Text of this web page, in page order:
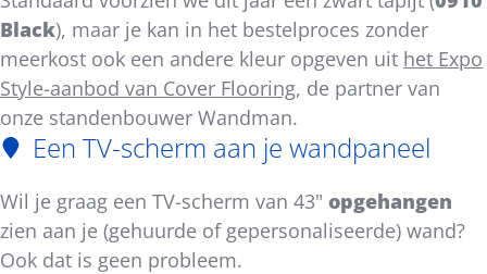
Black), maar je kan in het bestelproces zonder
meerkost ook een andere kleur opgeven uit het Expo
Style-aanbod van Cover Flooring, de partner van
onze standenbouwer Wandman.
Een TV-scherm aan je wandpaneel
Wil je graag een TV-scherm van 43" opgehangen
zien aan je (gehuurde of gepersonaliseerde) wand?
Ook dat is geen probleem.